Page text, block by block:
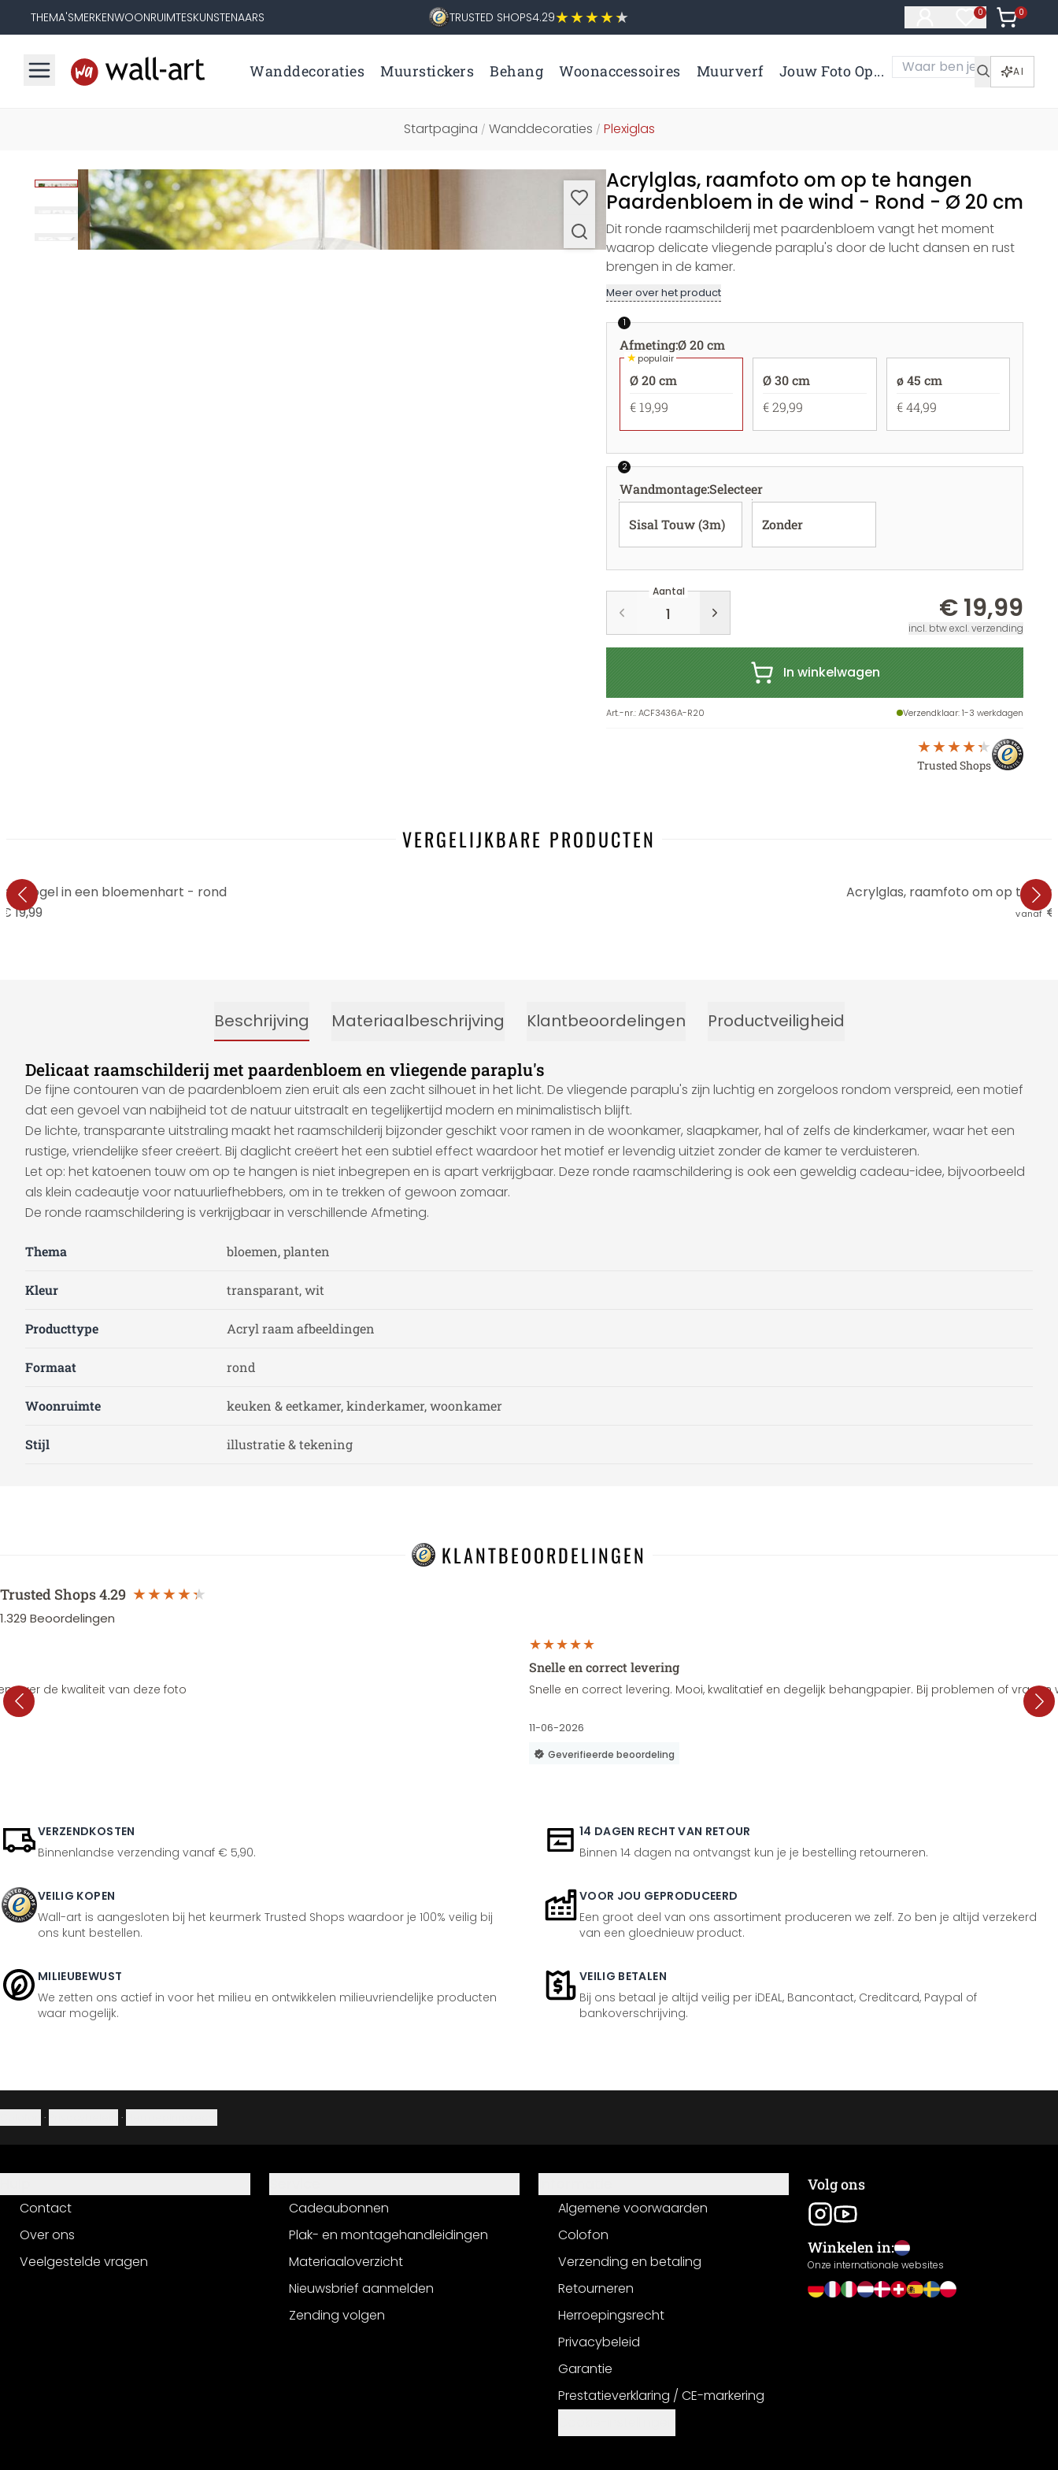
THEMA'SMERKENWOONRUIMTESKUNSTENAARS TRUSTED SHOPS4.29 0
Artikelen in
0
Artikelen
Wanddecoraties Muurstickers Behang Woonaccessoires Muurverf Jouw Foto Op... AI
Startpagina / Wanddecoraties / Plexiglas
Acrylglas, raamfoto om op te hangen
Paardenbloem in de wind - Rond - Ø 20 cm
Dit ronde raamschilderij met paardenbloem vangt het moment
waarop delicate vliegende paraplu's door de lucht dansen en rust
brengen in de kamer.
Meer over het product
1
Afmeting:Ø 20 cm
★populair
Ø 20 cm
€ 19,99
Ø 30 cm
€ 29,99
ø 45 cm
€ 44,99
2
Wandmontage:Selecteer
Sisal Touw (3m) Zonder
Aantal
€ 19,99
incl. btw excl. verzending
In winkelwagen
Art.-nr.:ACF3436A-R20 Verzendklaar: 1-3 werkdagen
Trusted Shops
VERGELIJKBARE PRODUCTEN
Vogel in een bloemenhart - rond
€ 19,99
Acrylglas, raamfoto om op te
vanaf €
Beschrijving Materiaalbeschrijving Klantbeoordelingen Productveiligheid
Delicaat raamschilderij met paardenbloem en vliegende paraplu's
De fijne contouren van de paardenbloem zien eruit als een zacht silhouet in het licht. De vliegende paraplu's zijn luchtig en zorgeloos rondom verspreid, een motief
dat een gevoel van nabijheid tot de natuur uitstraalt en tegelijkertijd modern en minimalistisch blijft.
De lichte, transparante uitstraling maakt het raamschilderij bijzonder geschikt voor ramen in de woonkamer, slaapkamer, hal of zelfs de kinderkamer, waar het een
rustige, vriendelijke sfeer creëert. Bij daglicht creëert het een subtiel effect waardoor het motief er levendig uitziet zonder de kamer te verduisteren.
Let op: het katoenen touw om op te hangen is niet inbegrepen en is apart verkrijgbaar. Deze ronde raamschildering is ook een geweldig cadeau-idee, bijvoorbeeld
als klein cadeautje voor natuurliefhebbers, om in te trekken of gewoon zomaar.
De ronde raamschildering is verkrijgbaar in verschillende Afmeting.
Thema bloemen, planten
Kleur transparant, wit
Producttype Acryl raam afbeeldingen
Formaat rond
Woonruimte keuken & eetkamer, kinderkamer, woonkamer
Stijl illustratie & tekening
KLANTBEOORDELINGEN
Trusted Shops4.29
1.329 Beoordelingen
over de kwaliteit van deze foto
Snelle en correct levering
Snelle en correct levering. Mooi, kwalitatief en degelijk behangpapier. Bij problemen of
11-06-2026
Geverifieerde beoordeling
VERZENDKOSTEN
Binnenlandse verzending vanaf € 5,90.
14 DAGEN RECHT VAN RETOUR
Binnen 14 dagen na ontvangst kun je je bestelling retourneren.
VEILIG KOPEN
Wall-art is aangesloten bij het keurmerk Trusted Shops waardoor je 100% veilig bij
ons kunt bestellen.
VOOR JOU GEPRODUCEERD
Een groot deel van ons assortiment produceren we zelf. Zo ben je altijd verzekerd
van een gloednieuw product.
MILIEUBEWUST
We zetten ons actief in voor het milieu en ontwikkelen milieuvriendelijke producten
waar mogelijk.
VEILIG BETALEN
Bij ons betaal je altijd veilig per iDEAL, Bancontact, Creditcard, Paypal of
bankoverschrijving.
· ·
Contact
Over ons
Veelgestelde vragen
Cadeaubonnen
Plak- en montagehandleidingen
Materiaaloverzicht
Nieuwsbrief aanmelden
Zending volgen
Algemene voorwaarden
Colofon
Verzending en betaling
Retourneren
Herroepingsrecht
Privacybeleid
Garantie
Prestatieverklaring / CE-markering
Volg ons
Winkelen in:
Onze internationale websites